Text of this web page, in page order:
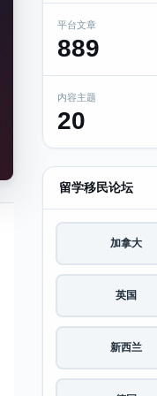
平台文章
889
内容主题
20
留学移民论坛
加拿大
英国
新西兰